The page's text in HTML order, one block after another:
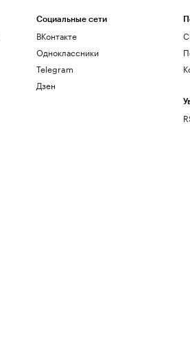
Социальные сети
ВКонтакте
Одноклассники
Telegram
Дзен